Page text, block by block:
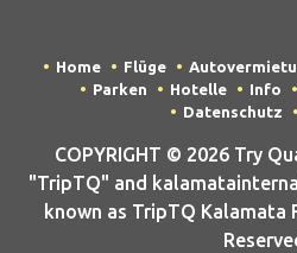
Home Flüge
Parken
Hotelle Info
Datenschutz
COPYRIGHT © 2026 Try
"TripTQ" and
known as TripTQ Kalamata